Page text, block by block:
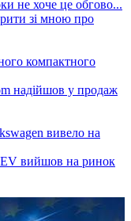
зі мною про
надійшов у продаж
вийшов на ринок